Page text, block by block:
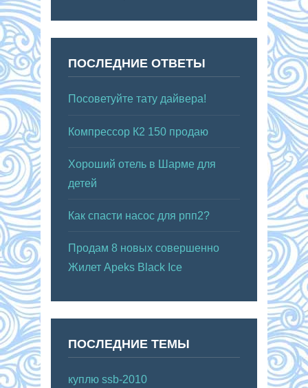
ПОСЛЕДНИЕ ОТВЕТЫ
Посоветуйте тату дайвера!
Компрессор К2 150 продаю
Хороший отель в Шарме для
детей
Как спасти насос для рпп2?
Продам 8 новых совершенно
Жилет Apeks Black Ice
ПОСЛЕДНИЕ ТЕМЫ
куплю ssb-2010